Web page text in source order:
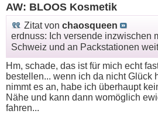
AW: BLOOS Kosmetik
Zitat von chaosqueen
erdnuss: Ich versende inzwischen
Schweiz und an Packstationen
Hm, schade, das ist für mich echt
bestellen... wenn ich da nicht Glück
nimmt es an, habe ich überhaupt
Nähe und kann dann womöglich
fahren...